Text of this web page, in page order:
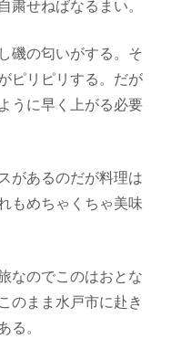
粛せねばなるまい。
磯の匂いがする。そ
ピリピリする。だが
うに早く上がる必要
があるのだが料理は
もめちゃくちゃ美味
なのでこのはおとな
のまま水戸市に赴き
る。